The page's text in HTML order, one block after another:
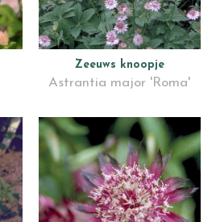
Zeeuws knoopje
Astrantia major 'Roma'